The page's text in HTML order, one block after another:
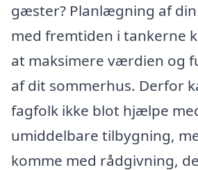
gæster? Planlægning af
med fremtiden i tankerne
at maksimere værdien og
af dit sommerhus. Derfor
fagfolk ikke blot hjælpe
umiddelbare tilbygning,
komme med rådgivning,